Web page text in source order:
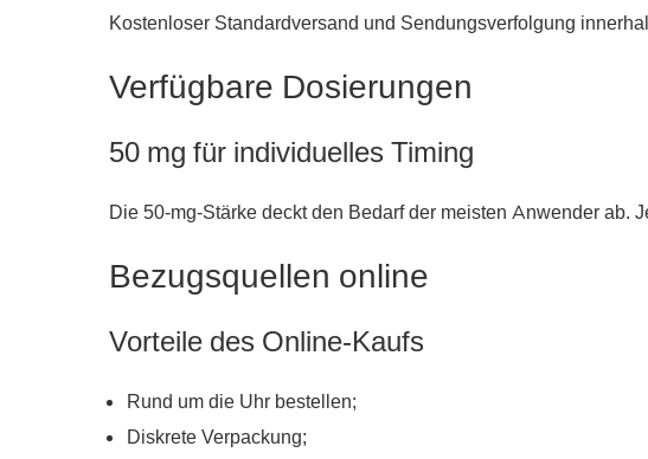
Kostenloser Standardversand und Sendungsverfolgung
Verfügbare Dosierungen
50 mg für individuelles Timing
Die 50-mg-Stärke deckt den Bedarf der meisten Anwender ab.
Bezugsquellen online
Vorteile des Online-Kaufs
Rund um die Uhr bestellen;
Diskrete Verpackung;